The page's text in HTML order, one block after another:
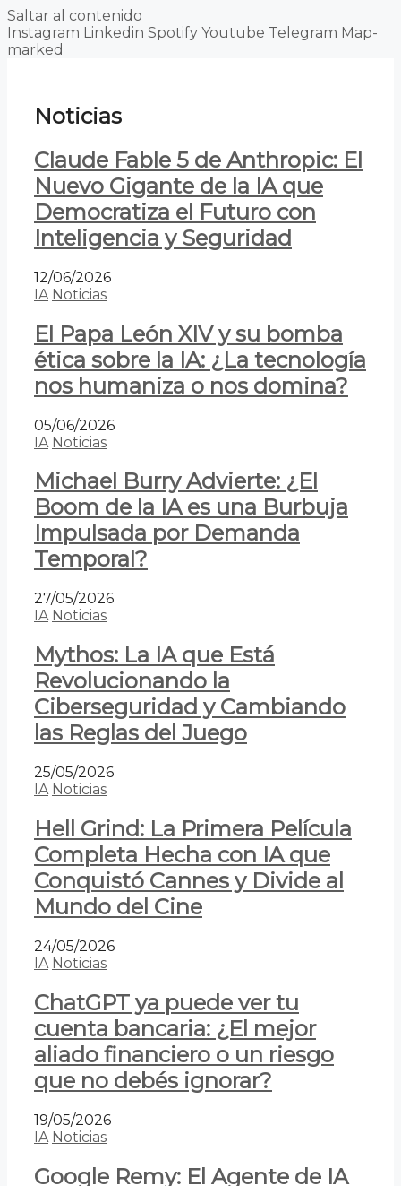
Saltar al contenido
Instagram Linkedin Spotify Youtube Telegram Map-
marked
Noticias
Claude Fable 5 de Anthropic: El
Nuevo Gigante de la IA que
Democratiza el Futuro con
Inteligencia y Seguridad
12/06/2026
IA Noticias
El Papa León XIV y su bomba
ética sobre la IA: ¿La tecnología
nos humaniza o nos domina?
05/06/2026
IA Noticias
Michael Burry Advierte: ¿El
Boom de la IA es una Burbuja
Impulsada por Demanda
Temporal?
27/05/2026
IA Noticias
Mythos: La IA que Está
Revolucionando la
Ciberseguridad y Cambiando
las Reglas del Juego
25/05/2026
IA Noticias
Hell Grind: La Primera Película
Completa Hecha con IA que
Conquistó Cannes y Divide al
Mundo del Cine
24/05/2026
IA Noticias
ChatGPT ya puede ver tu
cuenta bancaria: ¿El mejor
aliado financiero o un riesgo
que no debés ignorar?
19/05/2026
IA Noticias
Google Remy: El Agente de IA